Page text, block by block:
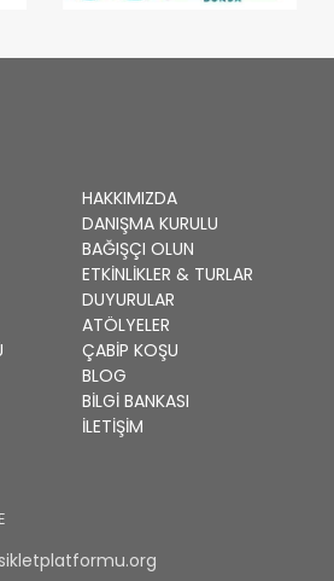
HAKKIMIZDA
DANIŞMA KURULU
BAĞIŞÇI OLUN
ETKINLIKLER & TURLAR
DUYURULAR
ATÖLYELER
ÇABİP KOŞU
BLOG
BILGI BANKASI
İLETİŞİM